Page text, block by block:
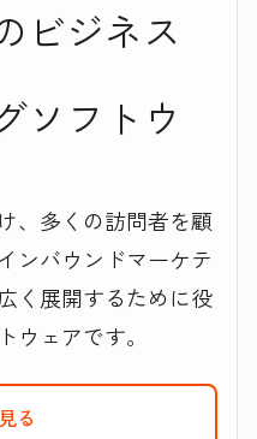
ビジネス
ソフトウ
、多くの訪問者を顧
ンバウンドマーケテ
く展開するために役
ウェアです。
る